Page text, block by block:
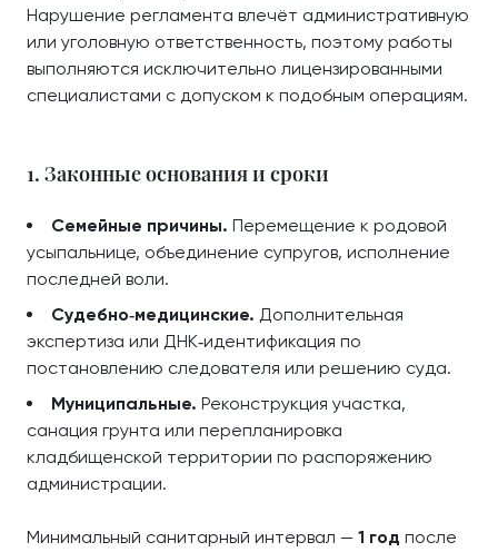
Нарушение регламента влечёт административную
или уголовную ответственность, поэтому работы
выполняются исключительно лицензированными
специалистами с допуском к подобным операциям.
1. Законные основания и сроки
Семейные причины. Перемещение к родовой
усыпальнице, объединение супругов, исполнение
последней воли.
Судебно‑медицинские. Дополнительная
экспертиза или ДНК‑идентификация по
постановлению следователя или решению суда.
Муниципальные. Реконструкция участка,
санация грунта или перепланировка
кладбищенской территории по распоряжению
администрации.
Минимальный санитарный интервал — 1 год после